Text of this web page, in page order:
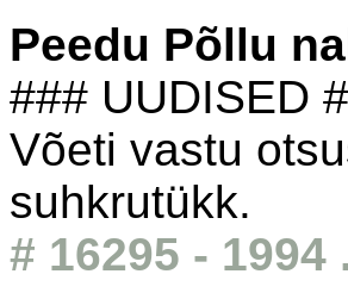
Peedu Põllu
### UUDISED
Võeti vastu
suhkrutükk.
# 16295 - 1994